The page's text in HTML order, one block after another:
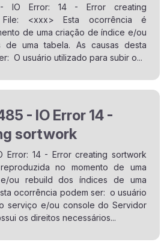
IO Error: 14 - Error creating
File: <xxx> Esta ocorrência é
de uma criação de índice e/ou
de uma tabela. As causas desta
O usuário utilizado para subir o...
- IO Error 14 -
sortwork
Error: 14 - Error creating sortwork
no momento de uma
ou rebuild dos índices de uma
ocorrência podem ser: o usuário
serviço e/ou console do Servidor
os direitos necessários...